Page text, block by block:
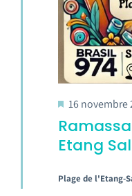
16 novembre
Etang
Plage de l'Etang-